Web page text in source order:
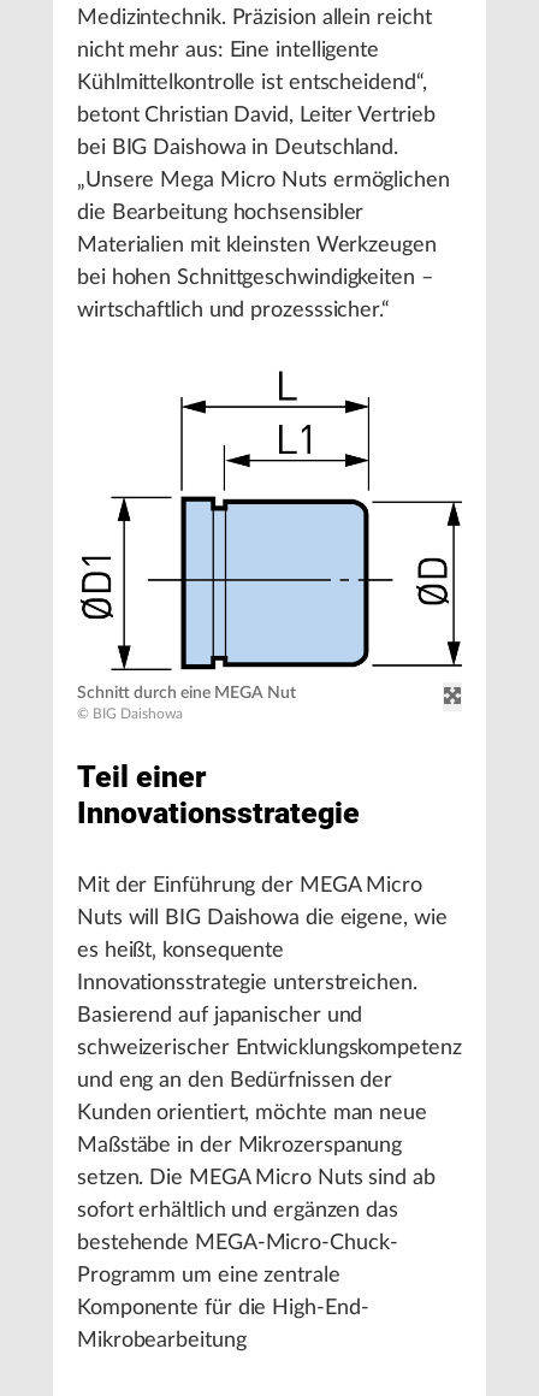
Medizintechnik. Präzision allein reicht
nicht mehr aus: Eine intelligente
Kühlmittelkontrolle ist entscheidend“,
betont Christian David, Leiter Vertrieb
bei BIG Daishowa in Deutschland.
„Unsere Mega Micro Nuts ermöglichen
die Bearbeitung hochsensibler
Materialien mit kleinsten Werkzeugen
bei hohen Schnittgeschwindigkeiten –
wirtschaftlich und prozesssicher.“
Schnitt durch eine MEGA Nut
© BIG Daishowa
Teil einer
Innovationsstrategie
Mit der Einführung der MEGA Micro
Nuts will BIG Daishowa die eigene, wie
es heißt‚ konsequente
Innovationsstrategie unterstreichen.
Basierend auf japanischer und
schweizerischer Entwicklungskompetenz
und eng an den Bedürfnissen der
Kunden orientiert, möchte man neue
Maßstäbe in der Mikrozerspanung
setzen. Die MEGA Micro Nuts sind ab
sofort erhältlich und ergänzen das
bestehende MEGA-Micro-Chuck-
Programm um eine zentrale
Komponente für die High-End-
Mikrobearbeitung